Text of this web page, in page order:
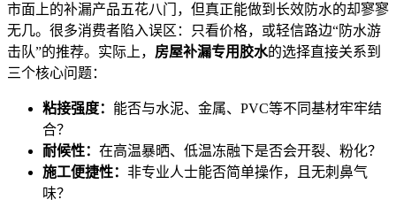
市面上的补漏产品五花八门，但真正能做到长效防水的却寥寥
无几。很多消费者陷入误区：只看价格，或轻信路边“防水游
击队”的推荐。实际上， 房屋补漏专用胶水的选择直接关系到
三个核心问题：
粘接强度： 能否与水泥、金属、PVC等不同基材牢牢结
合？
耐候性： 在高温暴晒、低温冻融下是否会开裂、粉化？
施工便捷性： 非专业人士能否简单操作，且无刺鼻气
味？